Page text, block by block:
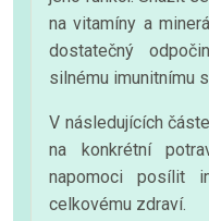
na vitamíny a
dostatečný
silnému imunitnímu
V následujících
na konkrétní
napomoci posílit
celkovému zdraví.